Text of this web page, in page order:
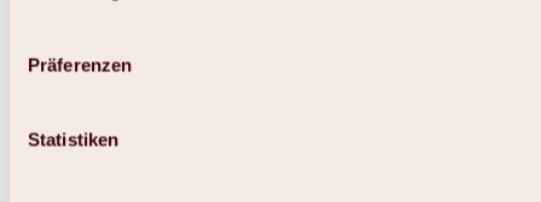
Präferenzen
Statistiken